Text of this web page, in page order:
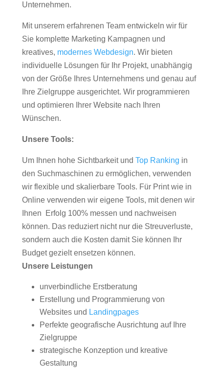
Unternehmen.
Mit unserem erfahrenen Team entwickeln wir für
Sie komplette Marketing Kampagnen und
kreatives, modernes Webdesign. Wir bieten
individuelle Lösungen für Ihr Projekt, unabhängig
von der Größe Ihres Unternehmens und genau auf
Ihre Zielgruppe ausgerichtet. Wir programmieren
und optimieren Ihrer Website nach Ihren
Wünschen.
Unsere Tools:
Um Ihnen hohe Sichtbarkeit und Top Ranking in
den Suchmaschinen zu ermöglichen, verwenden
wir flexible und skalierbare Tools. Für Print wie in
Online verwenden wir eigene Tools, mit denen wir
Ihnen Erfolg 100% messen und nachweisen
können. Das reduziert nicht nur die Streuverluste,
sondern auch die Kosten damit Sie können Ihr
Budget gezielt ensetzen können.
Unsere Leistungen
unverbindliche Erstberatung
Erstellung und Programmierung von
Websites und Landingpages
Perfekte geografische Ausrichtung auf Ihre
Zielgruppe
strategische Konzeption und kreative
Gestaltung